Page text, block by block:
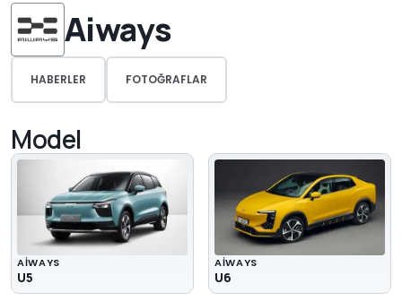
Aiways
HABERLER FOTOĞRAFLAR
Model
AIWAYS
U5
AIWAYS
U6